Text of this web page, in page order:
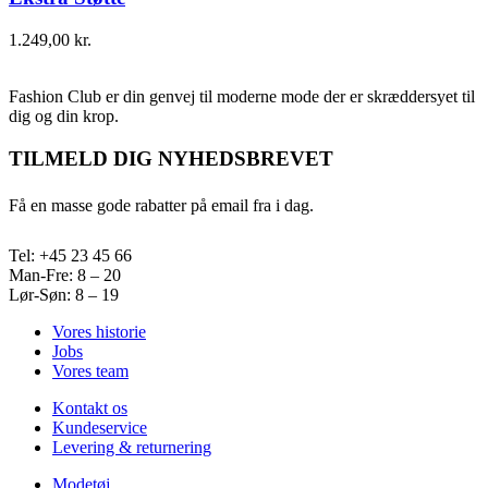
1.249,00 kr.
Fashion Club er din genvej til moderne mode der er skræddersyet til
dig og din krop.
TILMELD DIG NYHEDSBREVET
Få en masse gode rabatter på email fra i dag.
Tel: +45 23 45 66
Man-Fre: 8 – 20
Lør-Søn: 8 – 19
Vores historie
Jobs
Vores team
Kontakt os
Kundeservice
Levering & returnering
Modetøj